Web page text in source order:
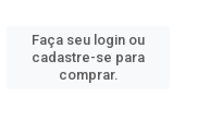
Faça seu login ou
cadastre-se para
comprar.